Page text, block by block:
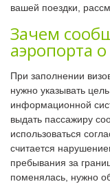
вашей поездки,
Зачем
аэропорта
При заполнении
нужно указывать
информационной
выдать пассажиру
использоваться
считается
пребывания за
поменялась, нужно